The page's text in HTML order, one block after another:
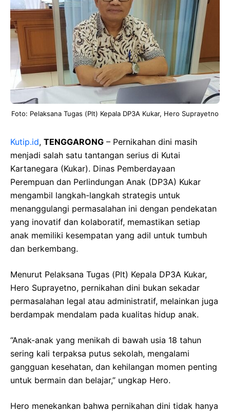
Foto: Pelaksana Tugas (Plt) Kepala DP3A Kukar, Hero Suprayetno
Kutip.id, TENGGARONG – Pernikahan dini masih
menjadi salah satu tantangan serius di Kutai
Kartanegara (Kukar). Dinas Pemberdayaan
Perempuan dan Perlindungan Anak (DP3A) Kukar
mengambil langkah-langkah strategis untuk
menanggulangi permasalahan ini dengan pendekatan
yang inovatif dan kolaboratif, memastikan setiap
anak memiliki kesempatan yang adil untuk tumbuh
dan berkembang.
Menurut Pelaksana Tugas (Plt) Kepala DP3A Kukar,
Hero Suprayetno, pernikahan dini bukan sekadar
permasalahan legal atau administratif, melainkan juga
berdampak mendalam pada kualitas hidup anak.
“Anak-anak yang menikah di bawah usia 18 tahun
sering kali terpaksa putus sekolah, mengalami
gangguan kesehatan, dan kehilangan momen penting
untuk bermain dan belajar,” ungkap Hero.
Hero menekankan bahwa pernikahan dini tidak hanya